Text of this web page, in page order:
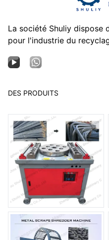
La société Shuliy dispose
pour l'industrie du
DES PRODUITS